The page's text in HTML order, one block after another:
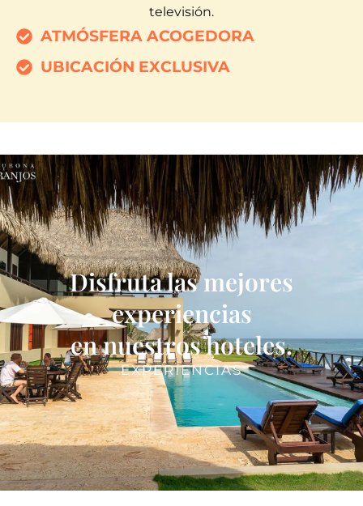
televisión.
ATMÓSFERA ACOGEDORA
UBICACIÓN EXCLUSIVA
Disfruta las mejores
experiencias
en nuestros hoteles.
EXPERIENCIAS